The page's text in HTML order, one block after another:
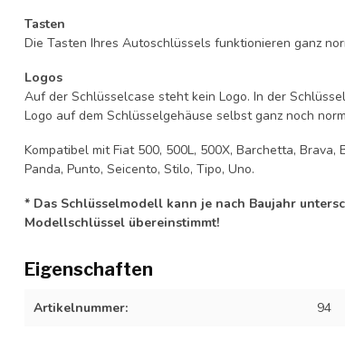
Tasten
Die Tasten Ihres Autoschlüssels funktionieren ganz
Logos
Auf der Schlüsselcase steht kein Logo. In der
Logo auf dem Schlüsselgehäuse selbst ganz noch
Kompatibel mit Fiat 500, 500L, 500X, Barchetta, Brava,
Panda, Punto, Seicento, Stilo, Tipo, Uno.
* Das Schlüsselmodell kann je nach Baujahr
Modellschlüssel übereinstimmt!
Eigenschaften
Artikelnummer: 94